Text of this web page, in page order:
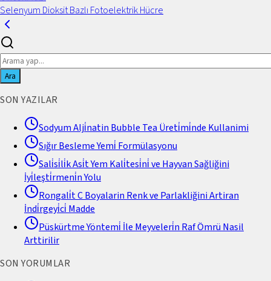
Selenyum Dioksit Bazlı Fotoelektrik Hücre
Ara
SON YAZILAR
Sodyum Alji̇natin Bubble Tea Üreti̇mi̇nde Kullanimi
Sığır Besleme Yemi̇ Formülasyonu
Sali̇si̇li̇k Asi̇t Yem Kali̇tesi̇ni̇ ve Hayvan Sağliğini
İyi̇leşti̇rmeni̇n Yolu
Rongali̇t C Boyalarin Renk ve Parlakliğini Artiran
İndi̇rgeyi̇ci̇ Madde
Püskürtme Yöntemi̇ İle Meyveleri̇n Raf Ömrü Nasil
Arttirilir
SON YORUMLAR